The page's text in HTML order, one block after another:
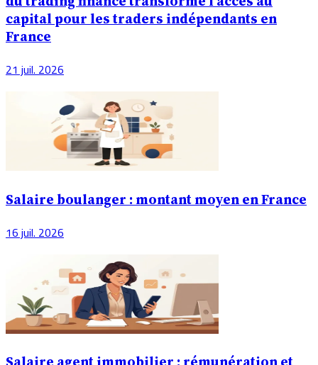
capital pour les traders indépendants en
France
21 juil. 2026
Salaire boulanger : montant moyen en France
16 juil. 2026